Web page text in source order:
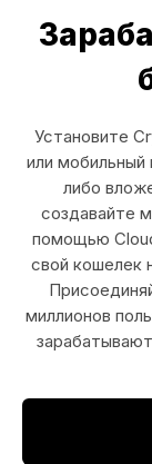
Установите
или мобильный
либо
создавайте
помощью
свой кошелек
миллионов